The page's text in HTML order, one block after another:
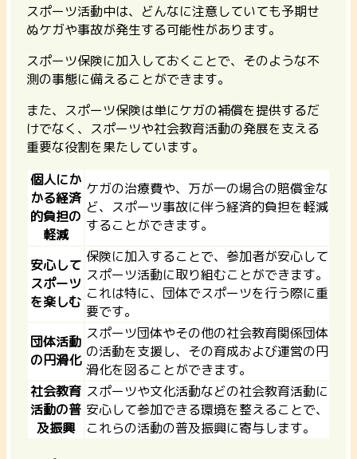
スポーツ活動中は、どんなに注意していても予期せ
ぬケガや事故が発生する可能性があります。
スポーツ保険に加入しておくことで、そのような不
測の事態に備えることができます。
また、スポーツ保険は単にケガの補償を提供するだ
けでなく、スポーツや社会教育活動の発展を支える
重要な役割を果たしています。
個人にか
かる経済
的負担の
軽減
ケガの治療費や、万が一の場合の賠償金な
ど、スポーツ事故に伴う経済的負担を軽減
することができます。
安心して
スポーツ
を楽しむ
保険に加入することで、参加者が安心して
スポーツ活動に取り組むことができます。
これは特に、団体でスポーツを行う際に重
要です。
団体活動
の円滑化
スポーツ団体やその他の社会教育関係団体
の活動を支援し、その育成および運営の円
滑化を図ることができます。
社会教育
活動の普
及振興
スポーツや文化活動などの社会教育活動に
安心して参加できる環境を整えることで、
これらの活動の普及振興に寄与します。